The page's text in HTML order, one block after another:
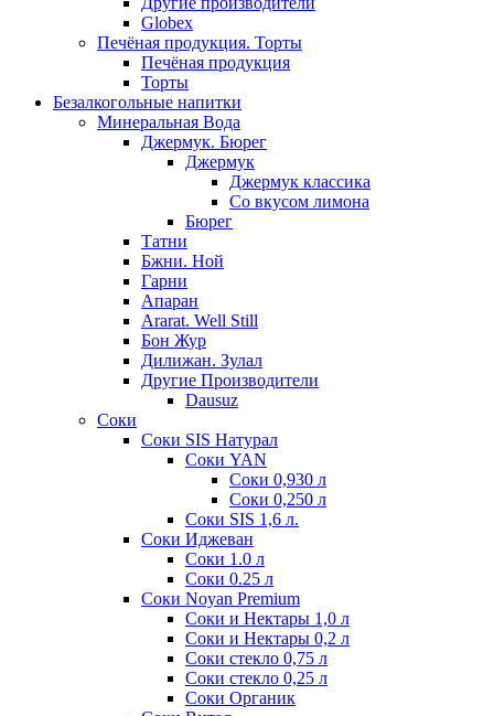
Globex
Печёная продукция. Торты
Печёная продукция
Торты
Безалкогольные напитки
Минеральная Вода
Джермук. Бюрег
Джермук
Джермук классика
Со вкусом лимона
Бюрег
Татни
Бжни. Ной
Гарни
Апаран
Ararat. Well Still
Бон Жур
Дилижан. Зулал
Другие Производители
Dausuz
Соки
Соки SIS Натурал
Соки YAN
Соки 0,930 л
Соки 0,250 л
Соки SIS 1,6 л.
Соки Иджеван
Соки 1.0 л
Соки 0.25 л
Соки Noyan Premium
Соки и Нектары 1,0 л
Соки и Нектары 0,2 л
Соки стекло 0,75 л
Соки стекло 0,25 л
Соки Органик